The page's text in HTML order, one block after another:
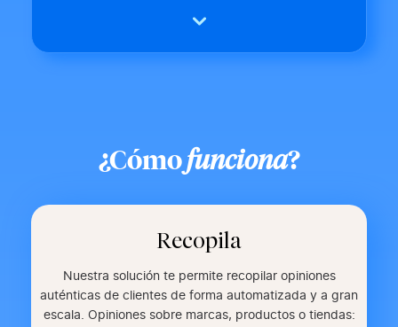
¿Cómofunciona?
Recopila
Nuestra solución te permite recopilar opiniones
auténticas de clientes de forma automatizada y a gran
escala. Opiniones sobre marcas, productos o tiendas: